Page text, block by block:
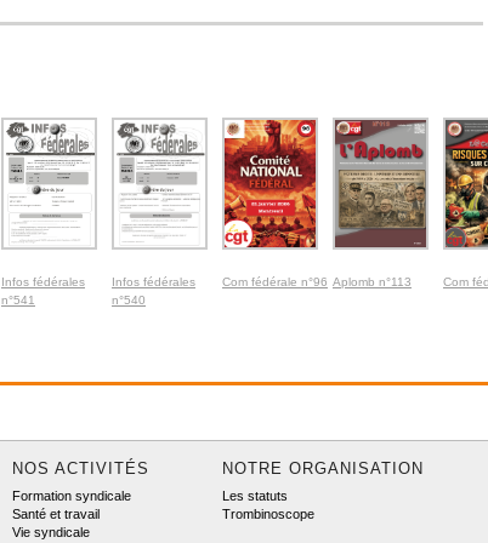
Infos fédérales
n°541
Infos fédérales
n°540
Com fédérale n°96 Aplomb n°113 Com
NOS ACTIVITÉS
Formation syndicale
Santé et travail
Vie syndicale
NOTRE ORGANISATION
Les statuts
Trombinoscope